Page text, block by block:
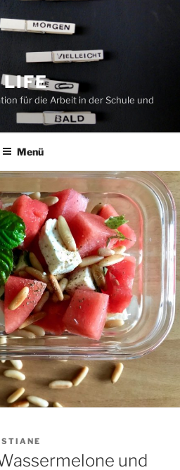
LIFE
für die Arbeit in der Schule und
Menü
und